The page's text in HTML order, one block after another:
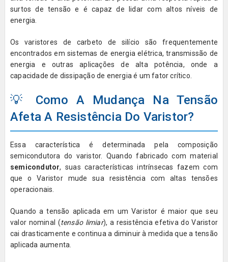
surtos de tensão e é capaz de lidar com altos níveis de
energia.
Os varistores de carbeto de silício são frequentemente
encontrados em sistemas de energia elétrica, transmissão de
energia e outras aplicações de alta potência, onde a
capacidade de dissipação de energia é um fator crítico.
💡 Como A Mudança Na Tensão
Afeta A Resistência Do Varistor?
Essa característica é determinada pela composição
semicondutora do varistor. Quando fabricado com material
semicondutor, suas características intrínsecas fazem com
que o Varistor mude sua resistência com altas tensões
operacionais.
Quando a tensão aplicada em um Varistor é maior que seu
valor nominal (tensão limiar), a resistência efetiva do Varistor
cai drasticamente e continua a diminuir à medida que a tensão
aplicada aumenta.